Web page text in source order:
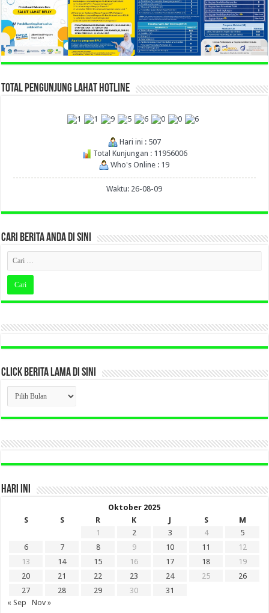
TOTAL PENGUNJUNG LAHAT HOTLINE
Hari ini : 507
Total Kunjungan : 11956006
Who's Online : 19
Waktu: 26-08-09
CARI BERITA ANDA DI SINI
CLICK BERITA LAMA DI SINI
CLICK
BERITA
LAMA
DI
HARI INI
Oktober 2025
S
S R K J S
M
1
2 3 4
5
6
7 8 9 10 11
12
13
14 15 16 17 18
19
20
21 22 23 24 25
26
27
28 29 30
31
« Sep
Nov »